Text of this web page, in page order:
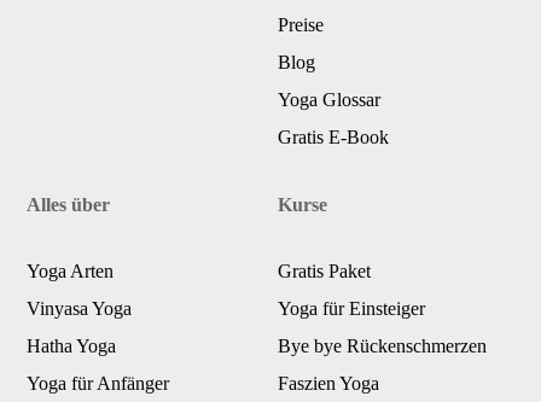
Preise
Blog
Yoga Glossar
Gratis E-Book
Alles über
Yoga Arten
Vinyasa Yoga
Hatha Yoga
Yoga für Anfänger
Kurse
Gratis Paket
Yoga für Einsteiger
Bye bye Rückenschmerzen
Faszien Yoga